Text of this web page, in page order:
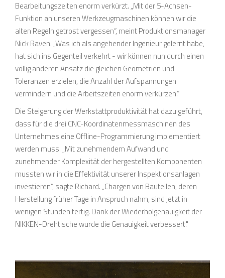
Bearbeitungszeiten enorm verkürzt. „Mit der 5-Achsen-
Funktion an unseren Werkzeugmaschinen können wir die
alten Regeln getrost vergessen“, meint Produktionsmanager
Nick Raven. „Was ich als angehender Ingenieur gelernt habe,
hat sich ins Gegenteil verkehrt - wir können nun durch einen
völlig anderen Ansatz die gleichen Geometrien und
Toleranzen erzielen, die Anzahl der Aufspannungen
vermindern und die Arbeitszeiten enorm verkürzen.“
Die Steigerung der Werkstattproduktivität hat dazu geführt,
dass für die drei CNC-Koordinatenmessmaschinen des
Unternehmes eine Offline-Programmierung implementiert
werden muss. „Mit zunehmendem Aufwand und
zunehmender Komplexität der hergestellten Komponenten
mussten wir in die Effektivität unserer Inspektionsanlagen
investieren“, sagte Richard. „Chargen von Bauteilen, deren
Herstellung früher Tage in Anspruch nahm, sind jetzt in
wenigen Stunden fertig. Dank der Wiederholgenauigkeit der
NIKKEN-Drehtische wurde die Genauigkeit verbessert."